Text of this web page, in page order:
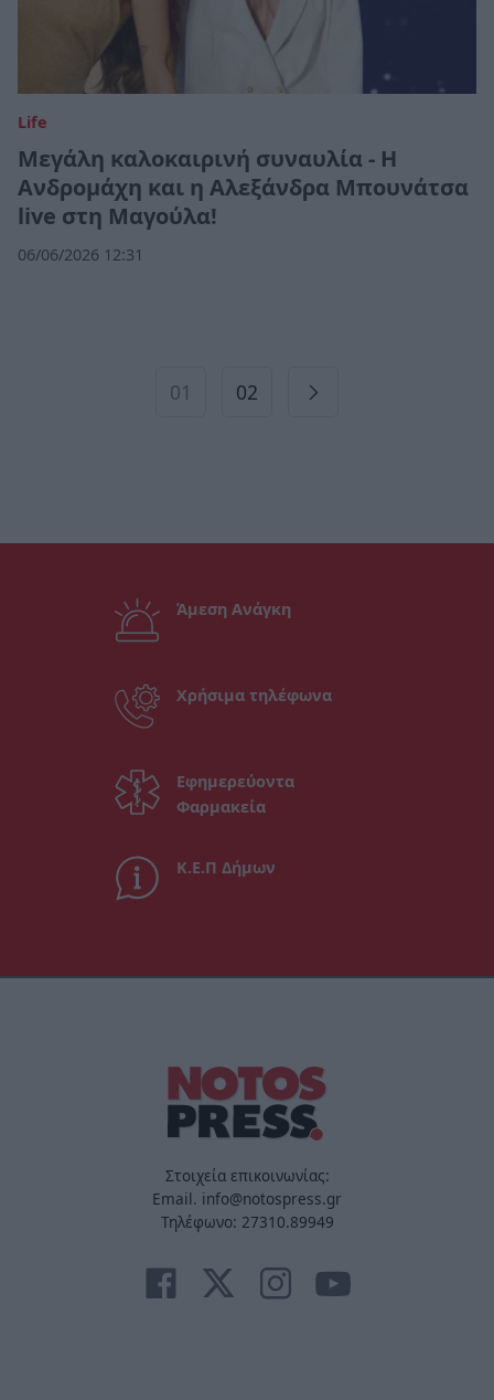
Life
Μεγάλη καλοκαιρινή συναυλία - Η
Ανδρομάχη και η Αλεξάνδρα Μπουνάτσα
live στη Μαγούλα!
06/06/2026 12:31
01 02
Άμεση Ανάγκη
Χρήσιμα τηλέφωνα
Εφημερεύοντα
Φαρμακεία
Κ.Ε.Π Δήμων
Στοιχεία επικοινωνίας:
Email. info@notospress.gr
Τηλέφωνο: 27310.89949